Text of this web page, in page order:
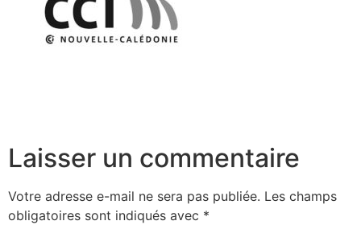
Laisser un commentaire
Votre adresse e-mail ne sera pas publiée. Les champs
obligatoires sont indiqués avec *